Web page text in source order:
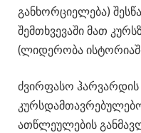
განხორციელება)
შემთხვევაში მათ
(ლიდერობა
ძვირფასო ჰარვარდის
ათწლეულების